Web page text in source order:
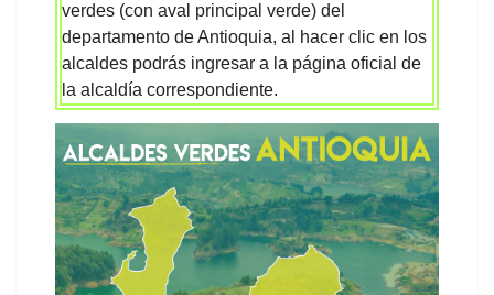
verdes (con aval principal verde) del
departamento de Antioquia, al hacer clic en los
alcaldes podrás ingresar a la página oficial de
la alcaldía correspondiente.